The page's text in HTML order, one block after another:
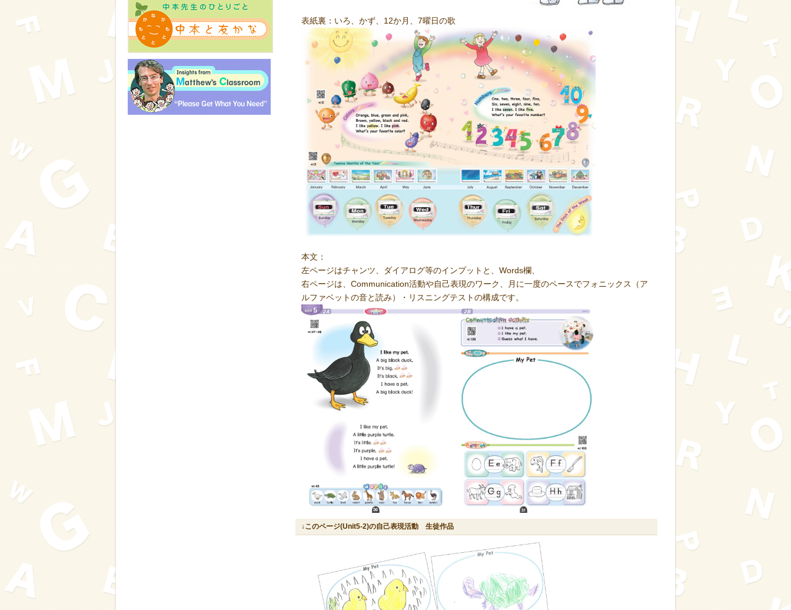
表紙裏：いろ、かず、12か月、7曜日の歌
本文：
左ページはチャンツ、ダイアログ等のインプットと、Words欄、
右ページは、Communication活動や自己表現のワーク、月に一度のペースでフォニックス（ア
ルファベットの音と読み）・リスニングテストの構成です。
↓このページ(Unit5-2)の自己表現活動 生徒作品